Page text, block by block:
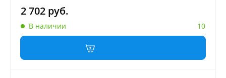
В наличии 10
2 702 руб.